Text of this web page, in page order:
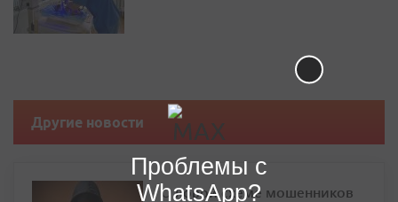
Другие новости
О новой схеме мошенников
Проблемы с
WhatsApp?